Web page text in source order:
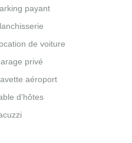
payant
de voiture
privé
aéroport
d’hôtes